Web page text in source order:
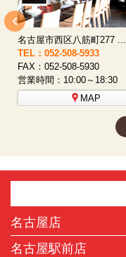
名古屋市西区八筋町277 ...
TEL：052-508-5933
FAX：052-508-5930
営業時間：10:00～18:30
MAP
名古屋店
名古屋駅前店